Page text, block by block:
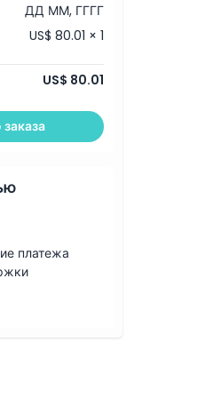
ДД ММ, ГГГГ
US$ 80.01 × 1
US$ 80.01
платежа